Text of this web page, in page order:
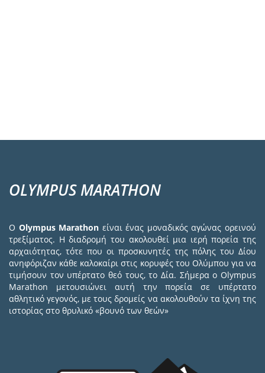
OLYMPUS MARATHON
Ο Olympus Marathon είναι ένας μοναδικός αγώνας ορεινού
τρεξίματος. Η διαδρομή του ακολουθεί μια ιερή πορεία της
αρχαιότητας, τότε που οι προσκυνητές της πόλης του Δίου
ανηφόριζαν κάθε καλοκαίρι στις κορυφές του Ολύμπου για να
τιμήσουν τον υπέρτατο θεό τους, το Δία. Σήμερα ο Olympus
Marathon μετουσιώνει αυτή την πορεία σε υπέρτατο
αθλητικό γεγονός, με τους δρομείς να ακολουθούν τα ίχνη της
ιστορίας στο θρυλικό «βουνό των θεών»